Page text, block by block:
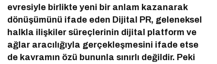
evresiyle birlikte yeni bir anlam kazanarak
dönüşümünü ifade eden Dijital PR, geleneksel
halkla ilişkiler süreçlerinin dijital platform ve
ağlar aracılığıyla gerçekleşmesini ifade etse
de kavramın özü bununla sınırlı değildir. Peki